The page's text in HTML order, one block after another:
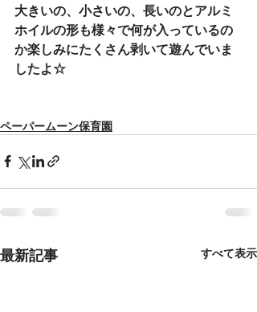
大きいの、小さいの、長いのとアルミ
ホイルの形も様々で何が入っているの
か楽しみにたくさん剥いて遊んでいま
したよ☆
ペーパームーン保育園
最新記事 すべて表示